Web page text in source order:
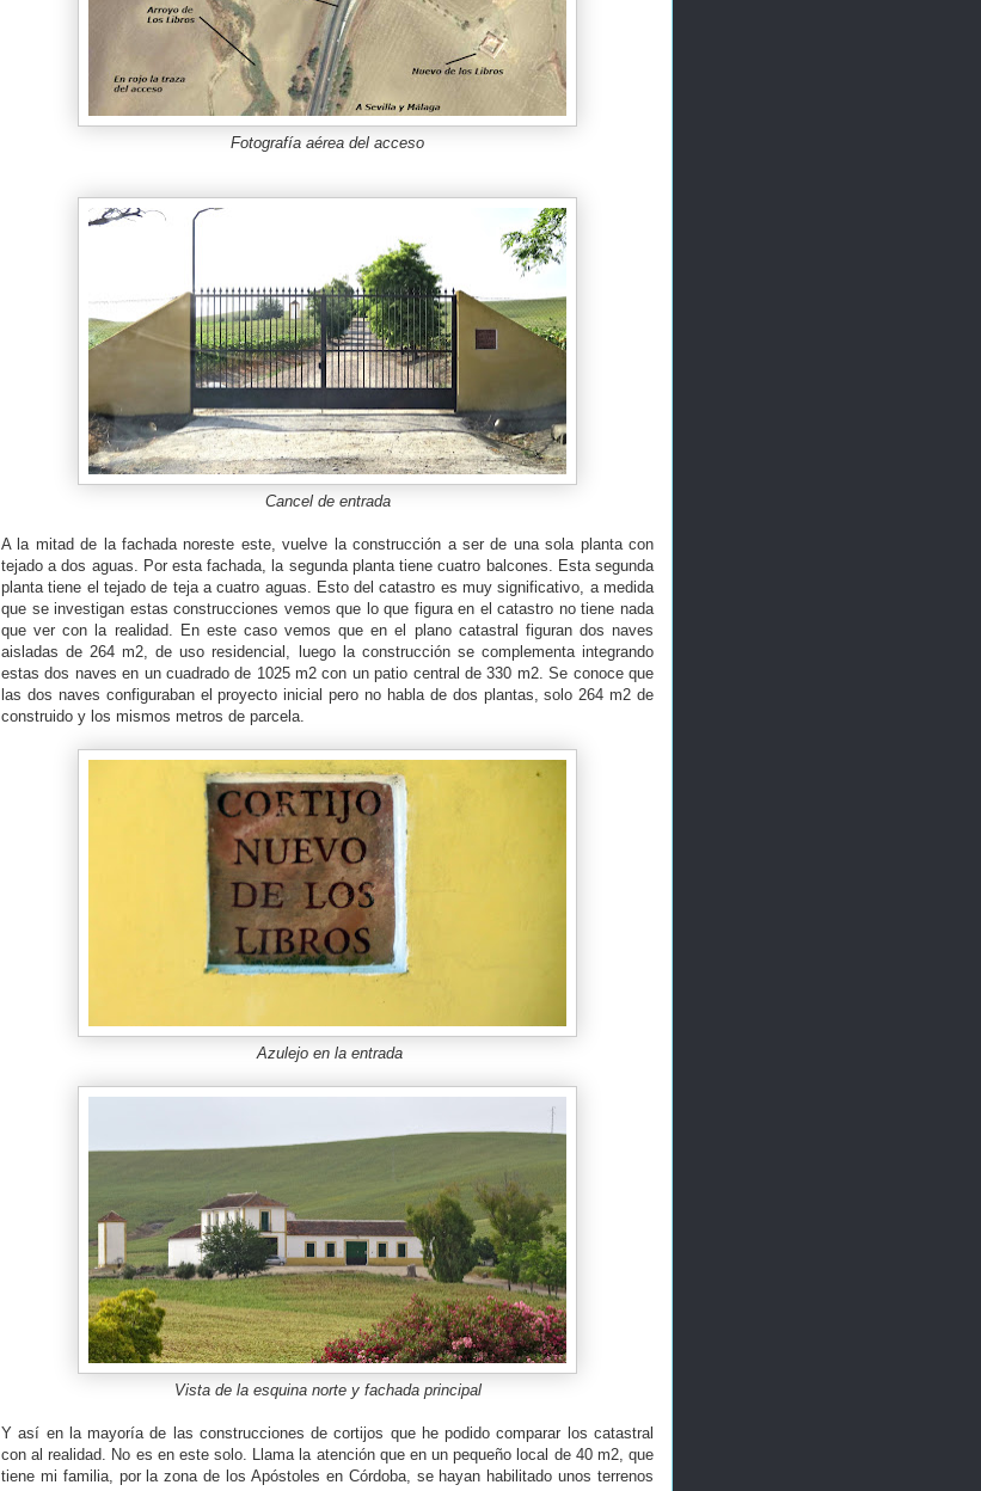
Fotografía aérea del acceso
Cancel de entrada
A la mitad de la fachada noreste este, vuelve la construcción a ser de una sola planta con
tejado a dos aguas. Por esta fachada, la segunda planta tiene cuatro balcones. Esta segunda
planta tiene el tejado de teja a cuatro aguas. Esto del catastro es muy significativo, a medida
que se investigan estas construcciones vemos que lo que figura en el catastro no tiene nada
que ver con la realidad. En este caso vemos que en el plano catastral figuran dos naves
aisladas de 264 m2, de uso residencial, luego la construcción se complementa integrando
estas dos naves en un cuadrado de 1025 m2 con un patio central de 330 m2. Se conoce que
las dos naves configuraban el proyecto inicial pero no habla de dos plantas, solo 264 m2 de
construido y los mismos metros de parcela.
Azulejo en la entrada
Vista de la esquina norte y fachada principal
Y así en la mayoría de las construcciones de cortijos que he podido comparar los catastral
con al realidad. No es en este solo. Llama la atención que en un pequeño local de 40 m2, que
tiene mi familia, por la zona de los Apóstoles en Córdoba, se hayan habilitado unos terrenos